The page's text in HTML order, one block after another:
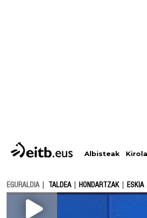
Albisteak
EGURALDIA TALDEA HONDARTZAK ESKIA